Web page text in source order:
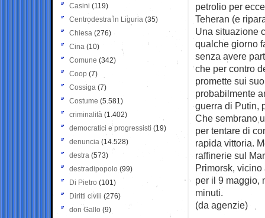
petrolio per
Teheran (e
Una situazione
qualche giorno
senza avere
che per contro
promette sui
probabilmente
guerra di Putin,
Che sembrano
per tentare di
rapida vittoria.
raffinerie sul
Primorsk,
per il 9 maggio,
minuti.
(da agenzie)
Casini (119)
Centrodestra in Liguria (35)
Chiesa (276)
Cina (10)
Comune (342)
Coop (7)
Cossiga (7)
Costume (5.581)
criminalità (1.402)
democratici e progressisti (19)
denuncia (14.528)
destra (573)
destradipopolo (99)
Di Pietro (101)
Diritti civili (276)
don Gallo (9)